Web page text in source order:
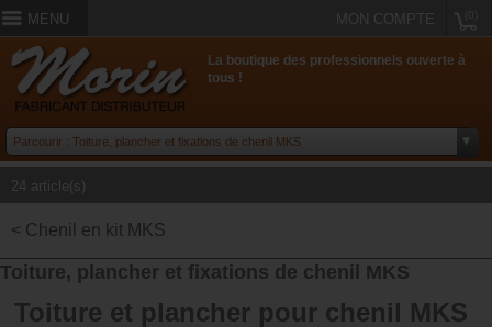
MENU MON COMPTE
La boutique des professionnels ouverte à
tous !
24 article(s)
< Chenil en kit MKS
Toiture, plancher et fixations de chenil MKS
Toiture et plancher pour chenil MKS